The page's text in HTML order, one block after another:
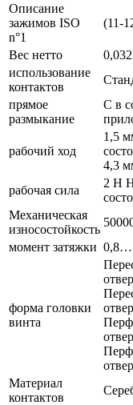
Описание
зажимов ISO
n°1
(11-
Вес нетто
использование
контактов
прямое
размыкание
С в
рабочий ход
1,5
4,3
рабочая сила
2 Н
Механическая
износостойкость
момент затяжки
форма головки
винта
Материал
контактов